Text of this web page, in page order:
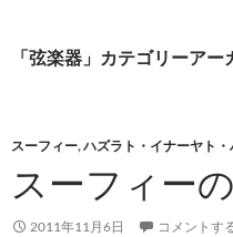
「弦楽器」カテゴリーアー
スーフィー,ハズラト・イナーヤト・
スーフィー
2011年11月6日 コメントす